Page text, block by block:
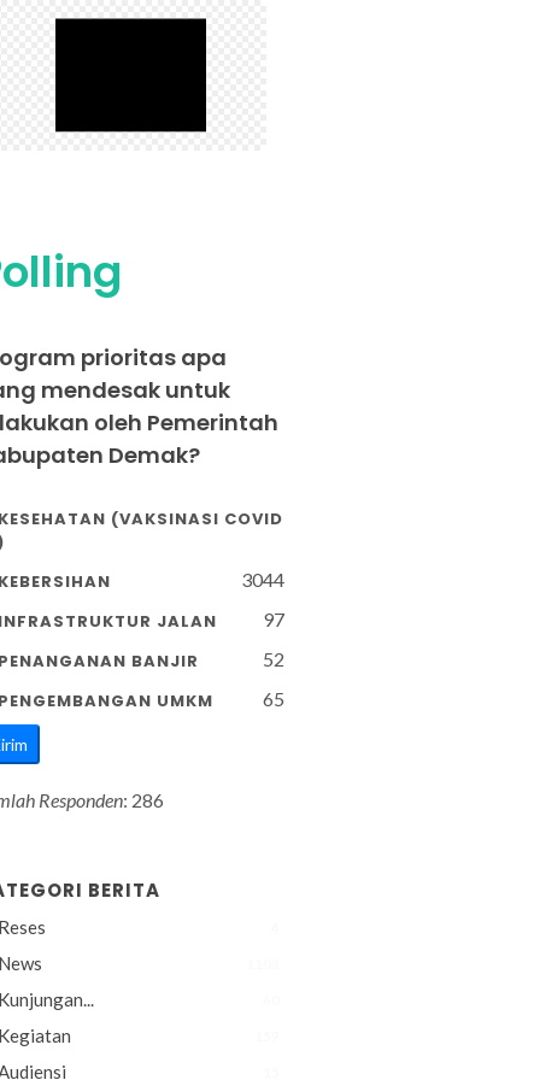
prioritas apa
mendesak untuk
oleh Pemerintah
Demak?
KESEHATAN (VAKSINASI COVID
44
KEBERSIHAN
30
INFRASTRUKTUR JALAN
97
PENANGANAN BANJIR
52
PENGEMBANGAN UMKM
65
Responden: 286
BERITA
Reses
News
Kunjungan...
Kegiatan